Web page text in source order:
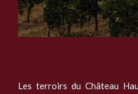
Les terroirs du Château